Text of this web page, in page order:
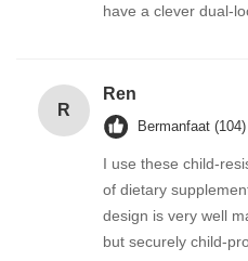
have a clever dual-
packing process
recommended.
R
Ren
Bermanfaat (104)
I use these child-
of dietary
design is very well
but securely child-